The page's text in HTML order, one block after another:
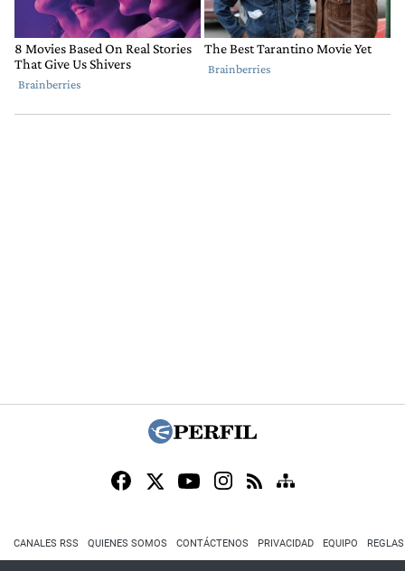
CANALES RSS QUIENES SOMOS CONTÁCTENOS PRIVACIDAD EQUIPO